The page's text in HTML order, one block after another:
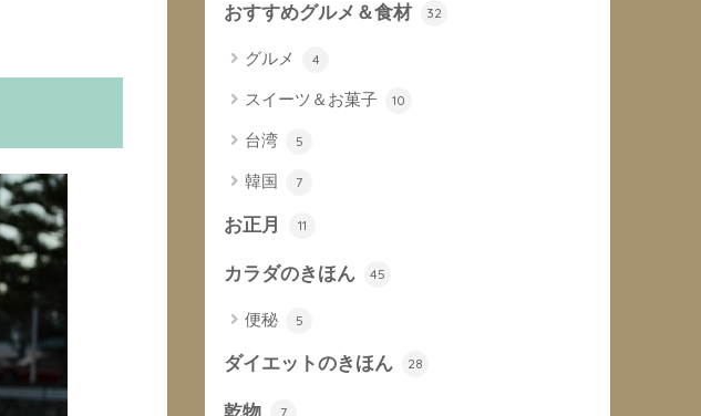
おすすめグルメ＆食材 32
グルメ 4
スイーツ＆お菓子 10
台湾 5
韓国 7
お正月 11
カラダのきほん 45
便秘 5
ダイエットのきほん 28
7